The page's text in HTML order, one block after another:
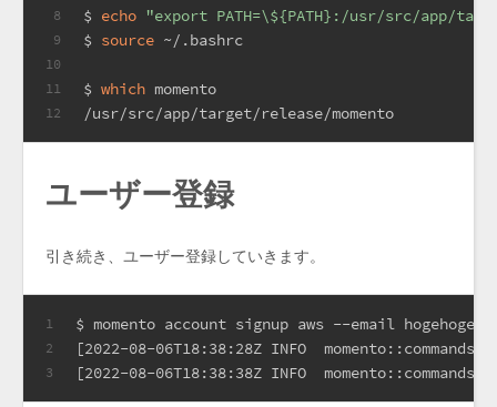
8
9
10
11
12
$ echo "export PATH=\${PATH}:/usr/src/app/
$ source ~/.bashrc
$ which momento
/usr/src/app/target/release/momento
ユーザー登録
引き続き、ユーザー登録していきます。
1
2
3
$ momento account signup aws --email
[2022-08-06T18:38:28Z INFO
[2022-08-06T18:38:38Z INFO